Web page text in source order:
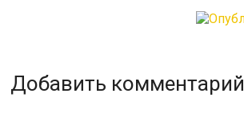
Добавить комментарий